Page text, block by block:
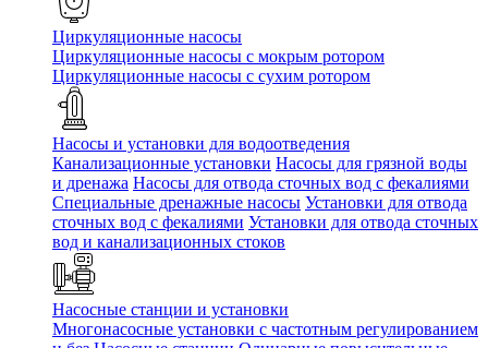
Циркуляционные насосы
Циркуляционные насосы с мокрым ротором
Циркуляционные насосы с сухим ротором
Насосы и установки для водоотведения
Канализационные установки Насосы для грязной воды
и дренажа Насосы для отвода сточных вод c фекалиями
Специальные дренажные насосы Установки для отвода
сточных вод c фекалиями Установки для отвода сточных
вод и канализационных стоков
Насосные станции и установки
Многонасосные установки с частотным регулированием